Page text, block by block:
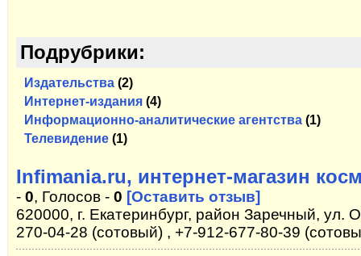
Подрубрики:
Издательства (2)
Интернет-издания (4)
Информационно-аналитические агентства (1)
Телевидение (1)
Infimania.ru, интернет-магазин
- 0, Голосов - 0 [Оставить отзыв]
620000, г. Екатеринбург, район Заречный, ул.
270-04-28 (сотовый) , +7-912-677-80-39